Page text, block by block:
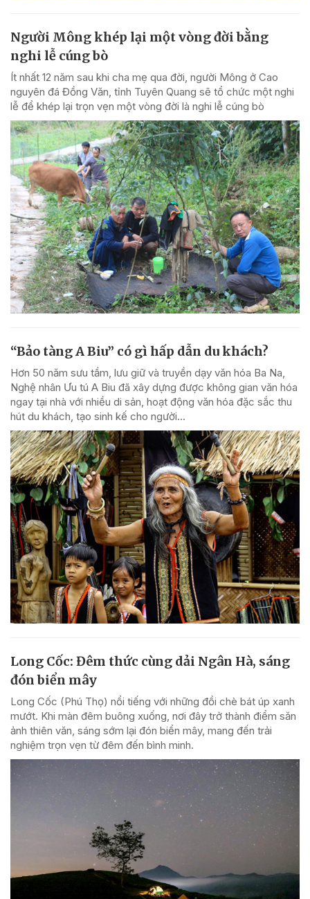
Người Mông khép lại một vòng đời bằng
nghi lễ cúng bò
Ít nhất 12 năm sau khi cha mẹ qua đời, người Mông ở Cao
nguyên đá Đồng Văn, tỉnh Tuyên Quang sẽ tổ chức một nghi
lễ để khép lại trọn vẹn một vòng đời là nghi lễ cúng bò
“Bảo tàng A Biu” có gì hấp dẫn du khách?
Hơn 50 năm sưu tầm, lưu giữ và truyền dạy văn hóa Ba Na,
Nghệ nhân Ưu tú A Biu đã xây dựng được không gian văn hóa
ngay tại nhà với nhiều di sản, hoạt động văn hóa đặc sắc thu
hút du khách, tạo sinh kế cho người...
Long Cốc: Đêm thức cùng dải Ngân Hà, sáng
đón biển mây
Long Cốc (Phú Thọ) nổi tiếng với những đồi chè bát úp xanh
mướt. Khi màn đêm buông xuống, nơi đây trở thành điểm săn
ảnh thiên văn, sáng sớm lại đón biển mây, mang đến trải
nghiệm trọn vẹn từ đêm đến bình minh.